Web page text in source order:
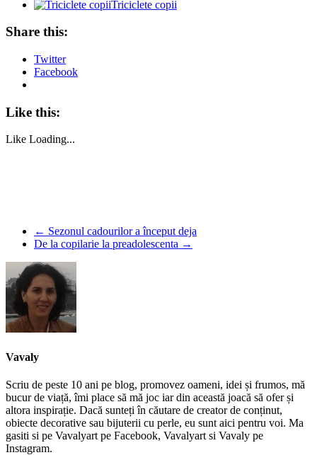
Triciclete copii
Share this:
Twitter
Facebook
Like this:
Like Loading...
← Sezonul cadourilor a început deja
De la copilarie la preadolescenta →
Vavaly
Scriu de peste 10 ani pe blog, promovez oameni, idei și frumos, mă
bucur de viață, îmi place să mă joc iar din această joacă să ofer și
altora inspirație. Dacă sunteți în căutare de creator de conținut,
obiecte decorative sau bijuterii cu perle, eu sunt aici pentru voi. Ma
gasiti si pe Vavalyart pe Facebook, Vavalyart si Vavaly pe
Instagram.